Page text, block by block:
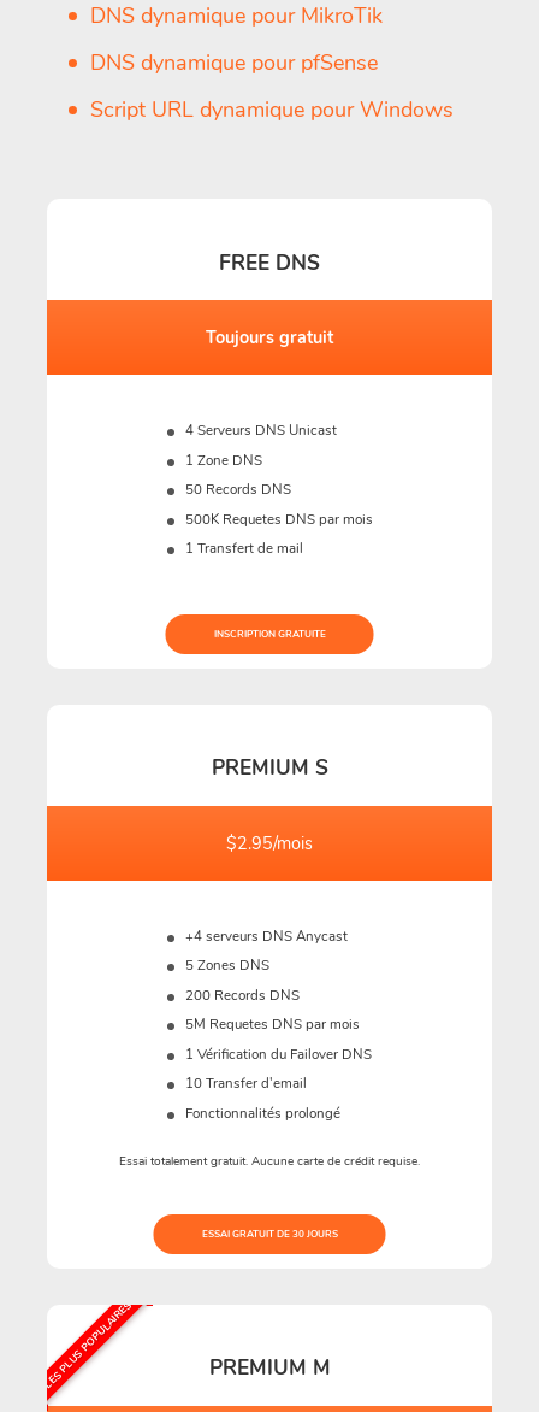
DNS dynamique pour MikroTik
DNS dynamique pour pfSense
Script URL dynamique pour Windows
FREE DNS
Toujours gratuit
4 Serveurs DNS Unicast
1 Zone DNS
50 Records DNS
500K Requetes DNS par mois
1 Transfert de mail
INSCRIPTION GRATUITE
PREMIUM S
$2.95/mois
+4 serveurs DNS Anycast
5 Zones DNS
200 Records DNS
5M Requetes DNS par mois
1 Vérification du Failover DNS
10 Transfer d'email
Fonctionnalités prolongé
Essai totalement gratuit. Aucune carte de crédit requise.
ESSAI GRATUIT DE 30 JOURS
LES PLUS POPULAIRES PREMIUM M